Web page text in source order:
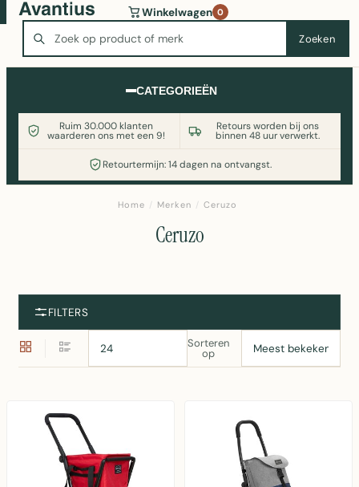
Zoeken
Winkelwagen 0
CATEGORIEËN
Ruim 30.000 klanten
waarderen ons met een 9!
Retours worden bij ons
binnen 48 uur verwerkt.
Retourtermijn: 14 dagen na ontvangst.
Wasmachine of koelkast nodig? Vergelijk alle prijzen op
Witgoedaanbod.nl
Home / Merken / Ceruzo
Ceruzo
FILTERS
Sorteren
op